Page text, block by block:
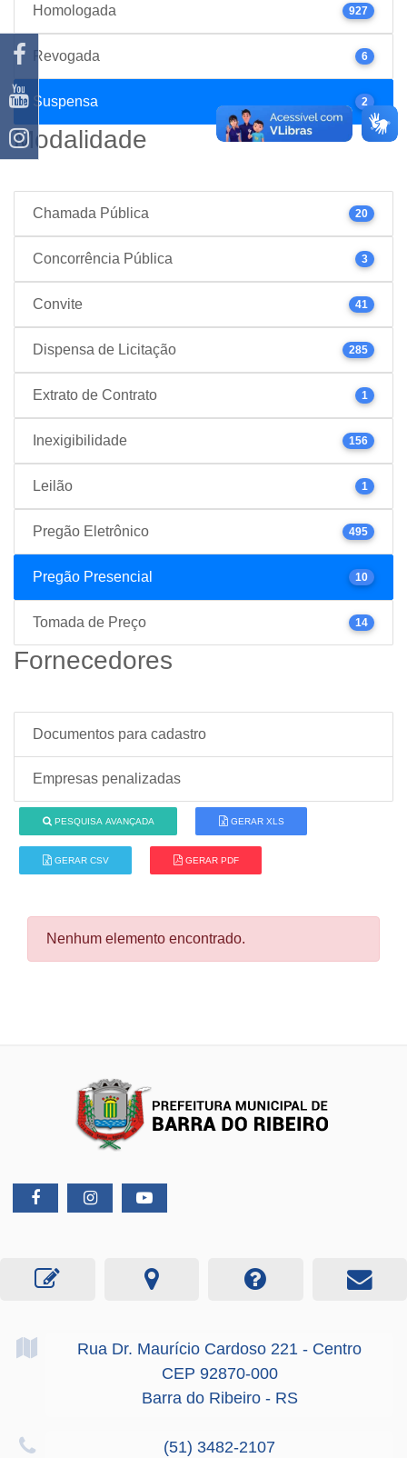
Homologada 927
Revogada 6
Suspensa 2
Modalidade
Chamada Pública 20
Concorrência Pública 3
Convite 41
Dispensa de Licitação 285
Extrato de Contrato 1
Inexigibilidade 156
Leilão 1
Pregão Eletrônico 495
Pregão Presencial 10
Tomada de Preço 14
Fornecedores
Documentos para cadastro
Empresas penalizadas
PESQUISA AVANÇADA GERAR XLS
GERAR CSV GERAR PDF
Nenhum elemento encontrado.
Rua Dr. Maurício Cardoso 221 - Centro
CEP 92870-000
Barra do Ribeiro - RS
(51) 3482-2107